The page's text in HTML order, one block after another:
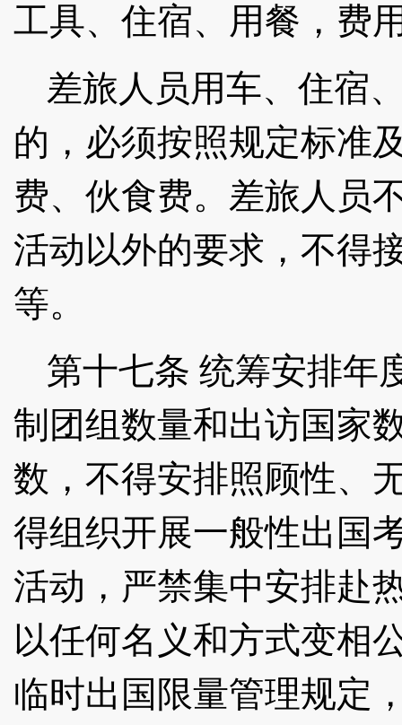
工具、住宿、用餐，费
差旅人员用车、住宿
的，必须按照规定标准
费、伙食费。差旅人员
活动以外的要求，不得
等。
第十七条 统筹安排年
制团组数量和出访国家
数，不得安排照顾性、
得组织开展一般性出国
活动，严禁集中安排赴
以任何名义和方式变相
临时出国限量管理规定